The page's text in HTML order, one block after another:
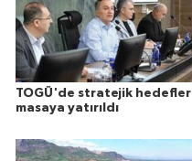
TOGÜ'de stratejik hedefler
masaya yatırıldı